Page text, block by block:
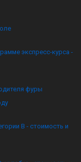
экспресс-курса -
фуры
B - стоимость и